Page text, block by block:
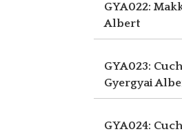
GYA022:
Albert
GYA023:
Gyergyai
GYA024: